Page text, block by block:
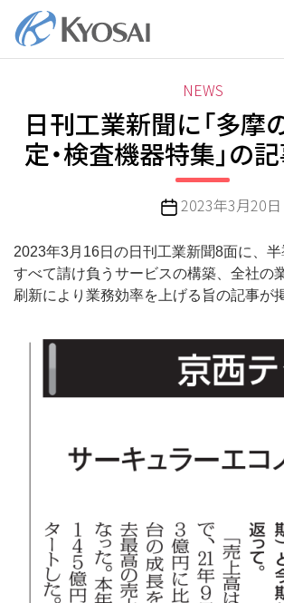
テ
カ
テ
ゴ
リ
ー
NEWS
日刊工業新聞に「多摩
定・検査機器特集」の
投
日
2023年3月20日
2023年3月16日の日刊工業新聞8面に、
すべて請け負うサービスの構築、全社の
刷新により業務効率を上げる旨の記事が